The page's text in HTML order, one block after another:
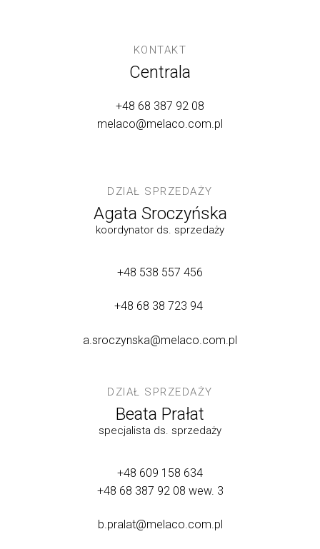
KONTAKT
Centrala
+48 68 387 92 08
melaco@melaco.com.pl
DZIAŁ SPRZEDAŻY
Agata Sroczyńska
koordynator ds. sprzedaży
+48 538 557 456
+48 68 38 723 94
a.sroczynska@melaco.com.pl
DZIAŁ SPRZEDAŻY
Beata Prałat
specjalista ds. sprzedaży
+48 609 158 634
+48 68 387 92 08 wew. 3
b.pralat@melaco.com.pl